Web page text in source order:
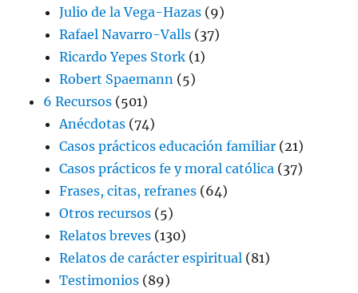
Julio de la Vega-Hazas (9)
Rafael Navarro-Valls (37)
Ricardo Yepes Stork (1)
Robert Spaemann (5)
6 Recursos (501)
Anécdotas (74)
Casos prácticos educación familiar (21)
Casos prácticos fe y moral católica (37)
Frases, citas, refranes (64)
Otros recursos (5)
Relatos breves (130)
Relatos de carácter espiritual (81)
Testimonios (89)